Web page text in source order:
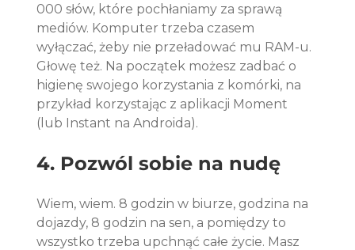
000 słów, które pochłaniamy za sprawą
mediów. Komputer trzeba czasem
wyłączać, żeby nie przeładować mu RAM-u.
Głowę też. Na początek możesz zadbać o
higienę swojego korzystania z komórki, na
przykład korzystając z aplikacji Moment
(lub Instant na Androida).
4. Pozwól sobie na nudę
Wiem, wiem. 8 godzin w biurze, godzina na
dojazdy, 8 godzin na sen, a pomiędzy to
wszystko trzeba upchnąć całe życie. Masz